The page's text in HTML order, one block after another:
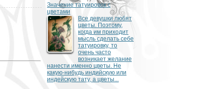
Значение татуировок с
цветами
Все девушки любят
цветы. Поэтому,
когда им приходит
мысль сделать себе
татуировку, то
очень часто
возникает желание
нанести именно цветы. Не
какую-нибудь индийскую или
индейскую тату, а цветы...